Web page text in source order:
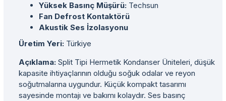
Yüksek Basınç Müşürü: Techsun
Fan Defrost Kontaktörü
Akustik Ses İzolasyonu
Üretim Yeri: Türkiye
Açıklama: Split Tipi Hermetik Kondanser Üniteleri, düşük
kapasite ihtiyaçlarının olduğu soğuk odalar ve reyon
soğutmalarına uygundur. Küçük kompakt tasarımı
sayesinde montajı ve bakımı kolaydır. Ses basınç